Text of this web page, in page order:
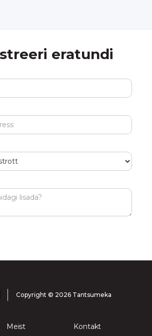
eratundi
Copyright © 2026 Tantsumeka
Meist Kontakt